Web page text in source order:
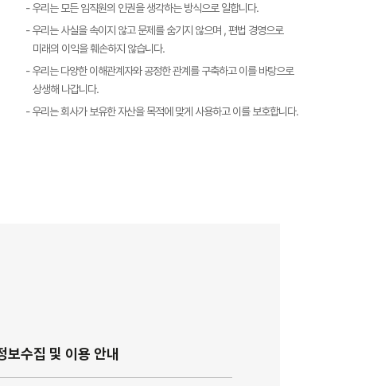
- 우리는 모든 임직원의 인권을 생각하는 방식으로 일합니다.
- 우리는 사실을 속이지 않고 문제를 숨기지 않으며 , 편법 경영으로
미래의 이익을 훼손하지 않습니다.
- 우리는 다양한 이해관계자와 공정한 관계를 구축하고 이를 바탕으로
상생해 나갑니다.
- 우리는 회사가 보유한 자산을 목적에 맞게 사용하고 이를 보호합니다.
보수집 및 이용 안내